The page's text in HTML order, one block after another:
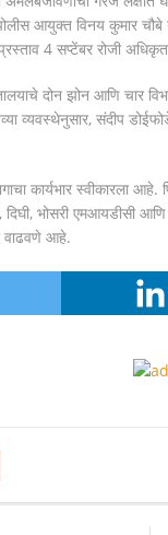
अधिकार म्हणजे
आयुक्त विनय कुमार
4 सप्टेंबर रोजी
दोन झोन आणि चार
व्यवस्थेनुसार, संदीप
कार्यभार
भोसरी एमआयडीसी आणि
वाढवणे आहे.